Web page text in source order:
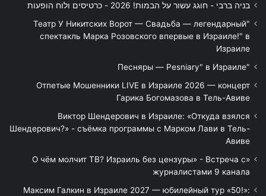
בניה ברבי - חוגג עשור על הבמות! 2026 - כרטיסים ולוח הופעות
"Театр У Никитских Ворот — Свадьба — легендарный
спектакль Марка Розовского впервые в Израиле!" в
Израиле
"Песняры — Pesniary" в Израиле
Отпетые Мошенники LIVE в Израиле 2026 — концерт
Гарика Богомазова в Тель-Авиве
Виктор Шендерович в Израиле: «Откуда взялся
Шендерович?» - съёмка программы с Марком Лави в Тель-
Авиве
«О чём молчит ТВ? Израиль без цензуры» - Встреча с
журналистами 9 канала
Максим Галкин в Израиле 2027 — юбилейный тур «50!»: